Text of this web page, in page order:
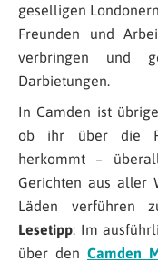
geselligen
Freunden und
verbringen und
Darbietungen.
In Camden ist
ob ihr über die
herkommt –
Gerichten aus aller
Läden verführen
Lesetipp: Im
über den Camden